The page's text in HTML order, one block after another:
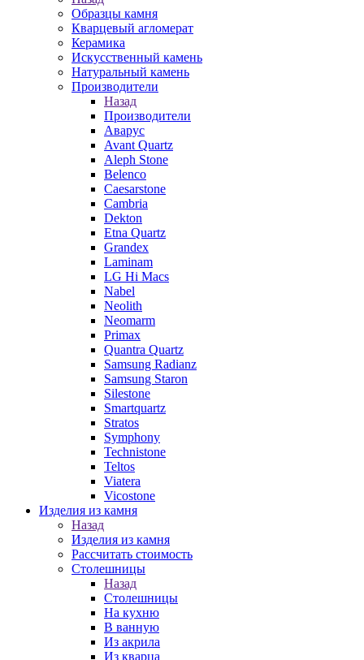
Образцы камня
Кварцевый агломерат
Керамика
Искусственный камень
Натуральный камень
Производители
Назад
Производители
Аварус
Avant Quartz
Aleph Stone
Belenco
Caesarstone
Cambria
Dekton
Etna Quartz
Grandex
Laminam
LG Hi Macs
Nabel
Neolith
Neomarm
Primax
Quantra Quartz
Samsung Radianz
Samsung Staron
Silestone
Smartquartz
Stratos
Symphony
Technistone
Teltos
Viatera
Vicostone
Изделия из камня
Назад
Изделия из камня
Рассчитать стоимость
Столешницы
Назад
Столешницы
На кухню
В ванную
Из акрила
Из кварца